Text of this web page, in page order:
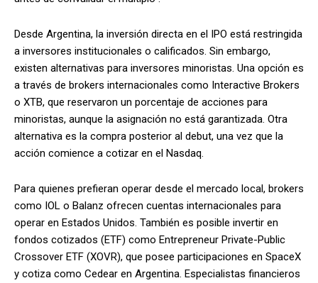
Desde Argentina, la inversión directa en el IPO está restringida
a inversores institucionales o calificados. Sin embargo,
existen alternativas para inversores minoristas. Una opción es
a través de brokers internacionales como Interactive Brokers
o XTB, que reservaron un porcentaje de acciones para
minoristas, aunque la asignación no está garantizada. Otra
alternativa es la compra posterior al debut, una vez que la
acción comience a cotizar en el Nasdaq.
Para quienes prefieran operar desde el mercado local, brokers
como IOL o Balanz ofrecen cuentas internacionales para
operar en Estados Unidos. También es posible invertir en
fondos cotizados (ETF) como Entrepreneur Private-Public
Crossover ETF (XOVR), que posee participaciones en SpaceX
y cotiza como Cedear en Argentina. Especialistas financieros